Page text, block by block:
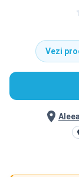
Vezi